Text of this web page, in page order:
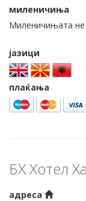
миленичиња
Миленичињата не
јазици
плаќања
БХ Хотел
адреса